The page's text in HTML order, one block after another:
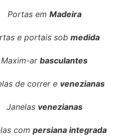
Portas em Madeira
e portais sob medida
Maxim-ar basculantes
de correr e venezianas
Janelas venezianas
com persiana integrada